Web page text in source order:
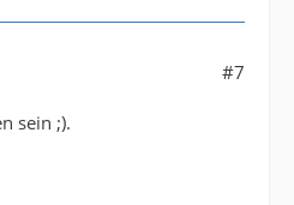
#7
sein ;).